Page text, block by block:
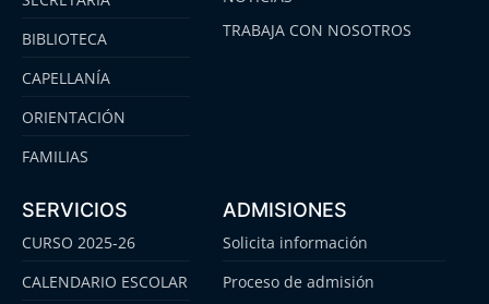
BIBLIOTECA
CAPELLANÍA
ORIENTACIÓN
FAMILIAS
TRABAJA CON NOSOTROS
SERVICIOS
CURSO 2025-26
CALENDARIO ESCOLAR
ADMISIONES
Solicita información
Proceso de admisión